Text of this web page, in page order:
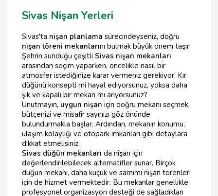
Sivas Nişan Yerleri
Sivas'ta nişan planlama sürecindeyseniz, doğru
nişan töreni mekanlarını bulmak büyük önem taşır.
Şehrin sunduğu çeşitli Sivas nişan mekanları
arasından seçim yaparken, öncelikle nasıl bir
atmosfer istediğinize karar vermeniz gerekiyor. Kır
düğünü konsepti mi hayal ediyorsunuz, yoksa daha
şık ve kapalı bir mekan mı arıyorsunuz?
Unutmayın, uygun nişan için doğru mekanı seçmek,
bütçenizi ve misafir sayınızı göz önünde
bulundurmakla başlar. Ardından, mekanın konumu,
ulaşım kolaylığı ve otopark imkanları gibi detaylara
dikkat etmelisiniz.
Sivas düğün mekanları da nişan için
değerlendirilebilecek alternatifler sunar. Birçok
düğün mekanı, daha küçük ve samimi nişan törenleri
için de hizmet vermektedir. Bu mekanlar genellikle
profesyonel organizasyon desteği de sağladıkları